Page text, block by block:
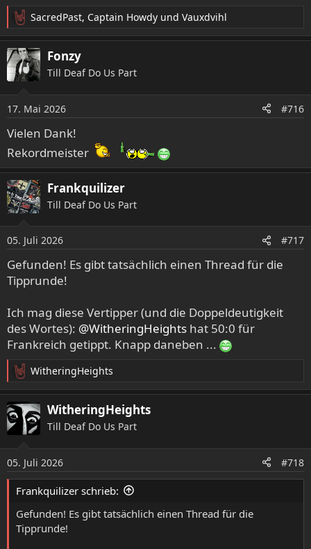
R
e
a
k
t
n
e
n
:
SacredPast, Captain Howdy und Vauxdvihl
Fonzy
Till Deaf Do Us Part
17. Mai 2026 #716
Vielen Dank!
Rekordmeister
Frankquilizer
Till Deaf Do Us Part
05. Juli 2026 #717
Gefunden! Es gibt tatsächlich einen Thread für die
Tipprunde!
Ich mag diese Vertipper (und die Doppeldeutigkeit
des Wortes): @WitheringHeights hat 50:0 für
Frankreich getippt. Knapp daneben ...
R
e
a
k
t
n
e
n
WitheringHeights
WitheringHeights
Till Deaf Do Us Part
05. Juli 2026 #718
Frankquilizer schrieb:
Gefunden! Es gibt tatsächlich einen Thread für die
Tipprunde!